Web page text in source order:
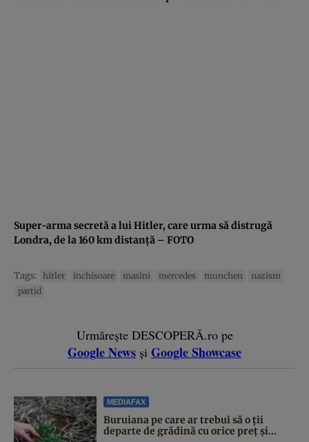
Super-arma secretă a lui Hitler, care urma să distrugă
Londra, de la 160 km distanţă – FOTO
Tags: hitler inchisoare masini mercedes munchen
nazism
partid
Urmărește DESCOPERĂ.ro pe
Google News și Google Showcase
MEDIAFAX
Buruiana pe care ar trebui să o ții
departe de grădină cu orice preț și...